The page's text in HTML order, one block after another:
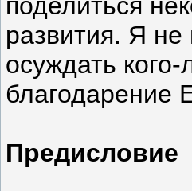
развития. Я не
осуждать
благодарение
Предисловие